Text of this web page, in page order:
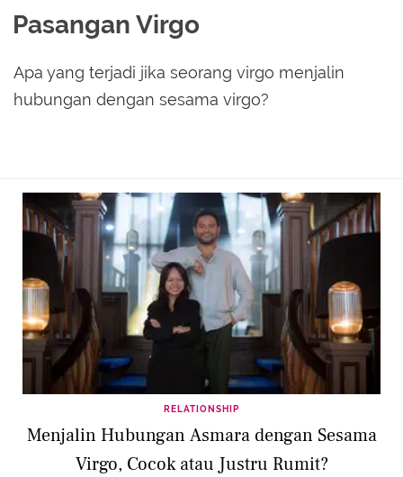
Pasangan Virgo
Apa yang terjadi jika seorang virgo menjalin
hubungan dengan sesama virgo?
RELATIONSHIP
Menjalin Hubungan Asmara dengan Sesama
Virgo, Cocok atau Justru Rumit?